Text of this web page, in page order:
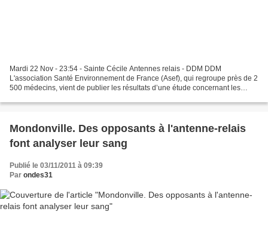
Mardi 22 Nov - 23:54 - Sainte Cécile Antennes relais - DDM DDM
L'association Santé Environnement de France (Asef), qui regroupe près de 2
500 médecins, vient de publier les résultats d’une étude concernant les
Mondonville. Des opposants à l'antenne-relais
font analyser leur sang
Publié le 03/11/2011 à 09:39
Par ondes31